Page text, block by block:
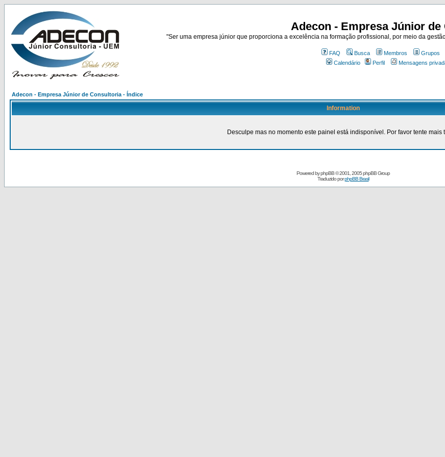
Adecon - Empresa Júnior
"Ser uma empresa júnior que proporciona a excelência na formação profissional, por meio da
FAQ Busca Membros Grupos
Calendário
Perfil Mensagens
Adecon - Empresa Júnior de Consultoria - Índice
Information
Desculpe mas no momento este painel está indisponível. Por favor tente mais
Powered byphpBB© 2001, 2005 phpBB Group
Traduzido porphpBB Brasil